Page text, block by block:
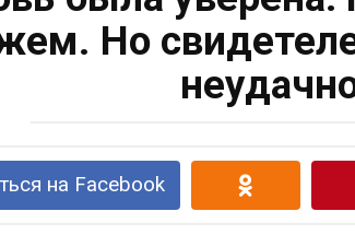
Но
на Facebook